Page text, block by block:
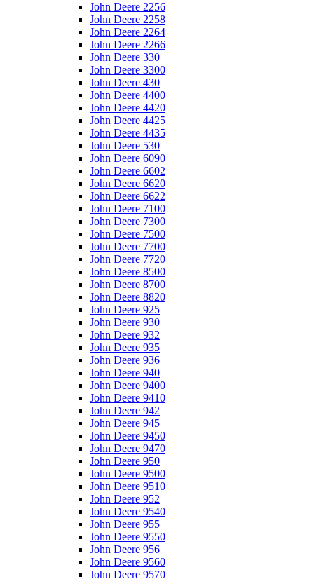
John Deere 2256
John Deere 2258
John Deere 2264
John Deere 2266
John Deere 330
John Deere 3300
John Deere 430
John Deere 4400
John Deere 4420
John Deere 4425
John Deere 4435
John Deere 530
John Deere 6090
John Deere 6602
John Deere 6620
John Deere 6622
John Deere 7100
John Deere 7300
John Deere 7500
John Deere 7700
John Deere 7720
John Deere 8500
John Deere 8700
John Deere 8820
John Deere 925
John Deere 930
John Deere 932
John Deere 935
John Deere 936
John Deere 940
John Deere 9400
John Deere 9410
John Deere 942
John Deere 945
John Deere 9450
John Deere 9470
John Deere 950
John Deere 9500
John Deere 9510
John Deere 952
John Deere 9540
John Deere 955
John Deere 9550
John Deere 956
John Deere 9560
John Deere 9570